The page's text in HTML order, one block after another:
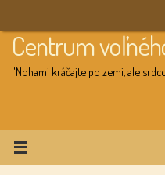
to
content
Centrum
"Nohami kráčajte po zemi, ale